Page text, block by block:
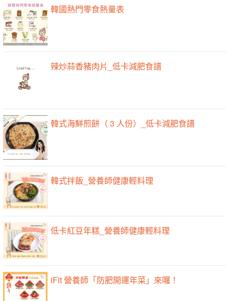
韓國熱門零食熱量表
辣炒蒜香豬肉片_低卡減肥食譜
韓式海鮮煎餅（ 3 人份）_低卡減肥食譜
韓式拌飯_營養師健康輕料理
低卡紅豆年糕_營養師健康輕料理
iFit 營養師「防肥開運年菜」來囉！